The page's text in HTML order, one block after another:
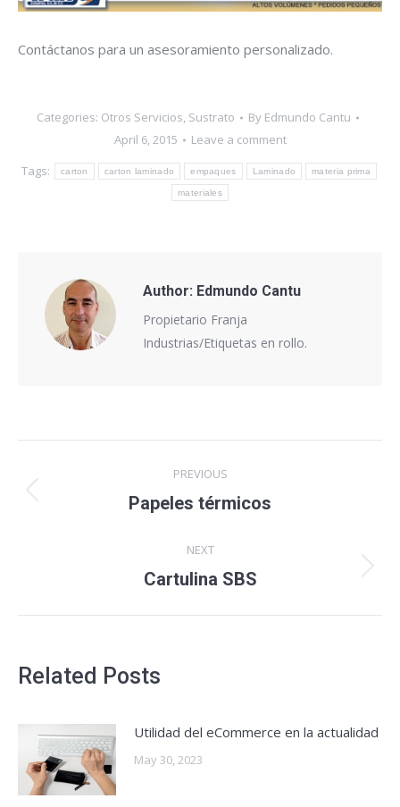
Contáctanos para un asesoramiento personalizado.
Categories: Otros Servicios, Sustrato By Edmundo Cantu
April 6, 2015
Leave a comment
Tags:
carton carton laminado empaques Laminado materia prima
materiales
Author: Edmundo Cantu
Propietario Franja
Industrias/Etiquetas en rollo.
navigation
PREVIOUS
Previous
Papeles térmicos
NEXT
Next
Cartulina SBS
Related Posts
Utilidad del eCommerce en la actualidad
May 30, 2023